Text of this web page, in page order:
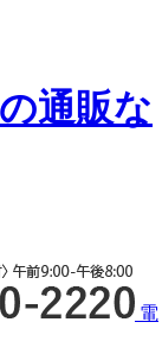
電